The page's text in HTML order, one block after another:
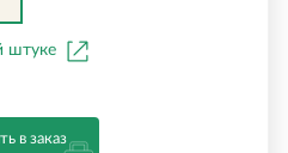
штуке
в заказ